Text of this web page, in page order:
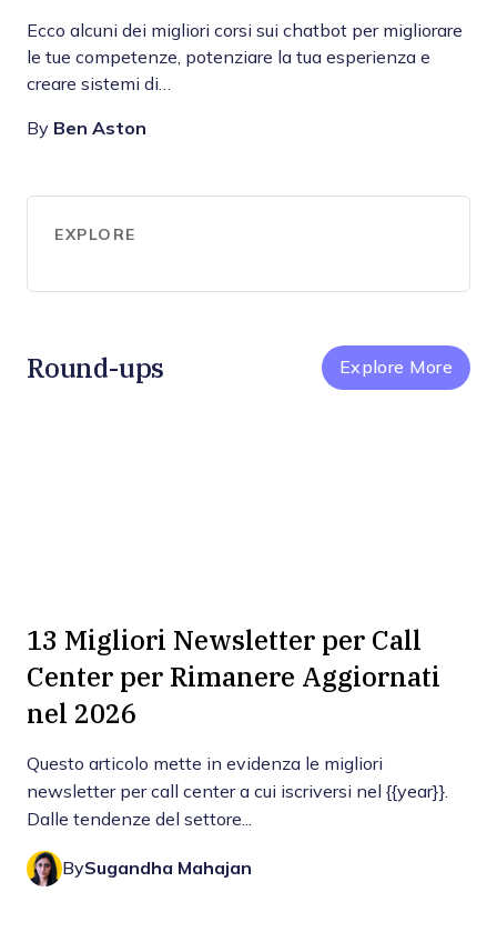
Ecco alcuni dei migliori corsi sui chatbot per migliorare
le tue competenze, potenziare la tua esperienza e
creare sistemi di…
By Ben Aston
EXPLORE
Round-ups Explore More
13 Migliori Newsletter per Call
Center per Rimanere Aggiornati
nel 2026
Questo articolo mette in evidenza le migliori
newsletter per call center a cui iscriversi nel {{year}}.
Dalle tendenze del settore...
BySugandha Mahajan